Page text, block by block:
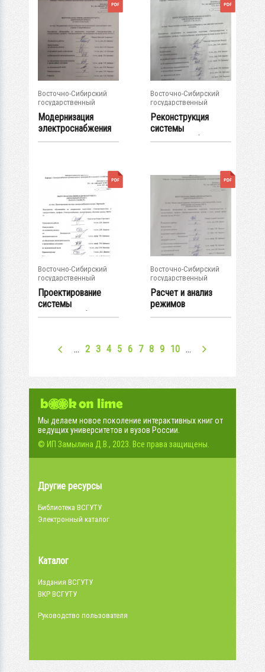
Восточно-Сибирский
государственный
университет...
Модернизация
электроснабжения
инструментального...
Восточно-Сибирский
государственный
университет...
Реконструкция
системы
электроснабжения
Восточно-Сибирский
государственный
университет...
Проектирование
системы
электроснабжения
Восточно-Сибирский
государственный
университет...
Расчет и анализ
режимов
электрических
… 2 3 4 5 6 7 8 9 10 …
Мы делаем новое поколение интерактивных книг от
ведущих университетов и вузов России.
© ИП Замылина Д.В., 2023. Все права защищены.
Другие ресурсы
Библиотека ВСГУТУ
Электронный каталог
Каталог
Издания ВСГУТУ
ВКР ВСГУТУ
Руководство пользователя